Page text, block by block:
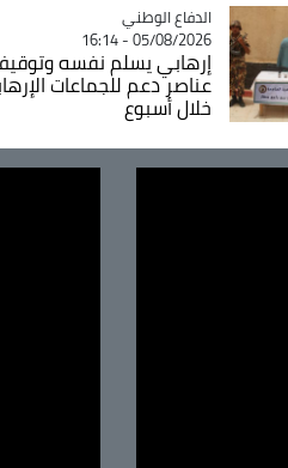
Catégorie
الدفاع الوطني
05/08/2026 - 16:14
عناصر دعم للجماعات
خلال أسبوع